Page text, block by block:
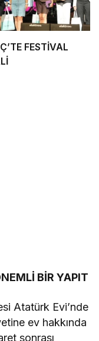
BİR YAPIT
Atatürk Evi’nde
ev hakkında
sonrası